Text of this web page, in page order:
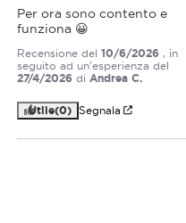
Per ora sono contento e
funziona 😀
Recensione del 10/6/2026 , in
seguito ad un'esperienza del
27/4/2026 di Andrea C.
Utile(0) Segnala